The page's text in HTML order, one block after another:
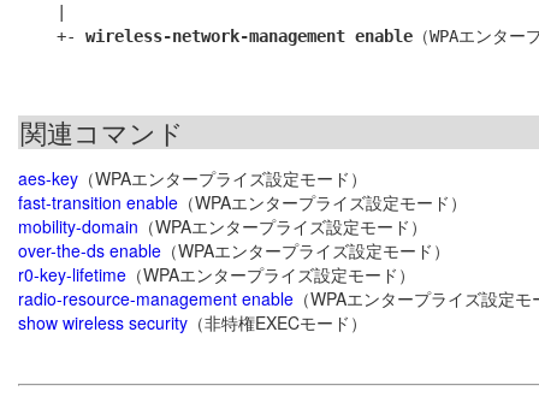
    +-
wireless-network-management enable
関連コマンド
aes-key （WPAエンタープライズ設定モード）
fast-transition enable （WPAエンタープライズ設定モード）
mobility-domain （WPAエンタープライズ設定モード）
over-the-ds enable （WPAエンタープライズ設定モード）
r0-key-lifetime （WPAエンタープライズ設定モード）
radio-resource-management enable （WPAエンタープライズ設定モ
show wireless security （非特権EXECモード）